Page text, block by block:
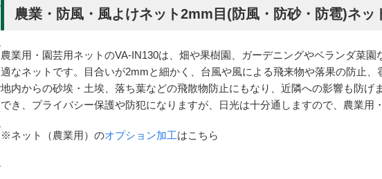
農業・防風・風よけネット2mm目(防風・防砂・防雹)ネッ
農業用・園芸用ネットのVA-IN130は、畑や果樹園、ガーデニングやベランダ菜
適なネットです。目合いが2mmと細かく、台風や風による飛来物や落果の防止
地内からの砂埃・土埃、落ち葉などの飛散物防止にもなり、近隣への影響も防
でき、プライバシー保護や防犯になりますが、日光は十分通しますので、農業用
※ネット（農業用）のオプション加工はこちら